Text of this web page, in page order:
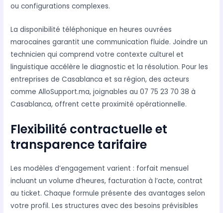
ou configurations complexes.
La disponibilité téléphonique en heures ouvrées
marocaines garantit une communication fluide. Joindre un
technicien qui comprend votre contexte culturel et
linguistique accélère le diagnostic et la résolution. Pour les
entreprises de Casablanca et sa région, des acteurs
comme AlloSupport.ma, joignables au 07 75 23 70 38 à
Casablanca, offrent cette proximité opérationnelle.
Flexibilité contractuelle et
transparence tarifaire
Les modèles d’engagement varient : forfait mensuel
incluant un volume d’heures, facturation à l’acte, contrat
au ticket. Chaque formule présente des avantages selon
votre profil. Les structures avec des besoins prévisibles